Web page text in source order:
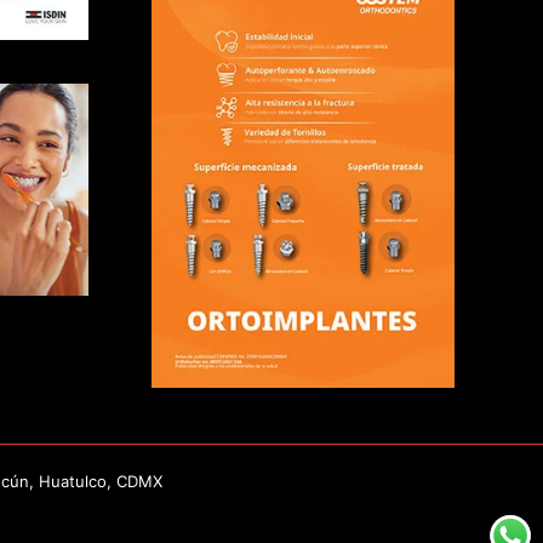
Huatulco, CDMX